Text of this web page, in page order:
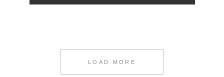
LOAD MORE